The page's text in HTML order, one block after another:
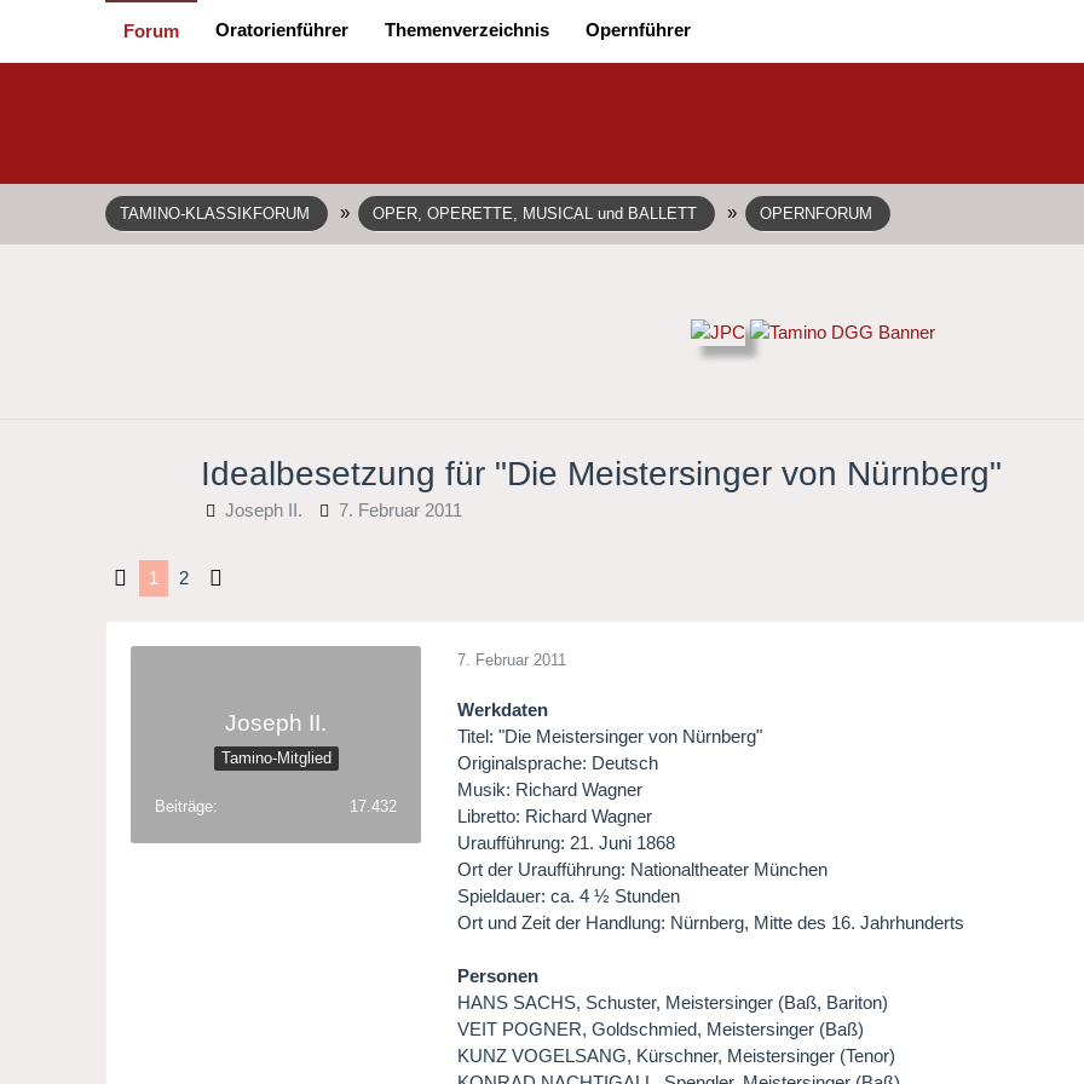
Forum Oratorienführer Themenverzeichnis Opernführer
TAMINO-KLASSIKFORUM » OPER, OPERETTE, MUSICAL und BALLETT » OPERNFORUM
Idealbesetzung für "Die Meistersinger von Nürnberg"
Joseph II. 7. Februar 2011
1 2
Joseph II.
Tamino-Mitglied
Beiträge 17.432
7. Februar 2011
Werkdaten
Titel: "Die Meistersinger von Nürnberg"
Originalsprache: Deutsch
Musik: Richard Wagner
Libretto: Richard Wagner
Uraufführung: 21. Juni 1868
Ort der Uraufführung: Nationaltheater München
Spieldauer: ca. 4 ½ Stunden
Ort und Zeit der Handlung: Nürnberg, Mitte des 16. Jahrhunderts
Personen
HANS SACHS, Schuster, Meistersinger (Baß, Bariton)
VEIT POGNER, Goldschmied, Meistersinger (Baß)
KUNZ VOGELSANG, Kürschner, Meistersinger (Tenor)